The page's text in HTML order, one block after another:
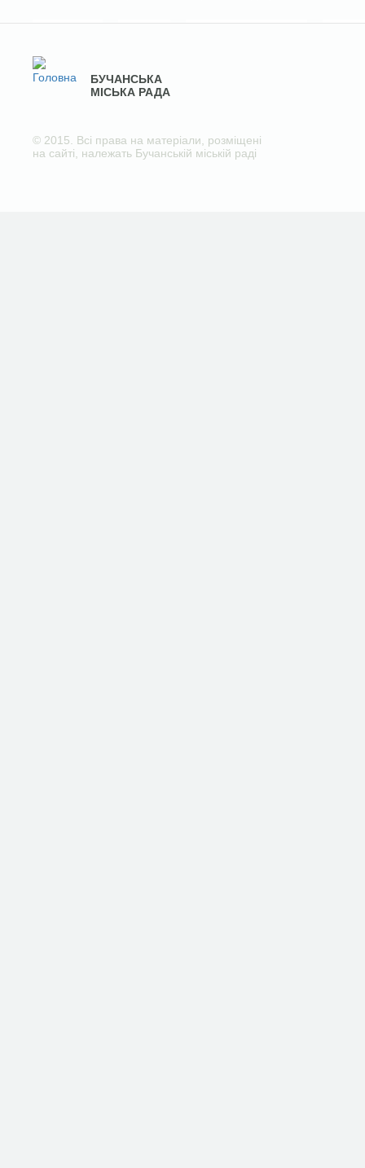
БУЧАНСЬКА
МІСЬКА РАДА
© 2015. Всі права на матеріали, розміщені
на сайті, належать Бучанській міській раді